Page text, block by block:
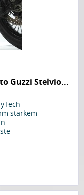
Guzzi Stelvio...
starkem
zum Motorrad